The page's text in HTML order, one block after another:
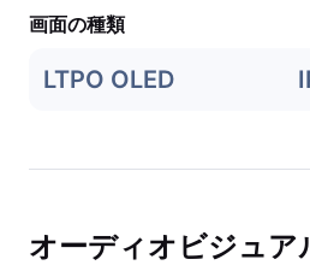
画面の種類
LTPO OLED
オーディオビジュア